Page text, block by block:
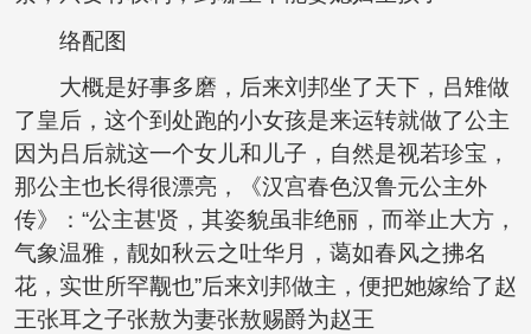
络配图
大概是好事多磨，后来刘邦坐了天下，吕雉做
了皇后，这个到处跑的小女孩是来运转就做了公主
因为吕后就这一个女儿和儿子，自然是视若珍宝，
那公主也长得很漂亮，《汉宫春色汉鲁元公主外
传》：“公主甚贤，其姿貌虽非绝丽，而举止大方，
气象温雅，靓如秋云之吐华月，蔼如春风之拂名
花，实世所罕觏也”后来刘邦做主，便把她嫁给了赵
王张耳之子张敖为妻张敖赐爵为赵王